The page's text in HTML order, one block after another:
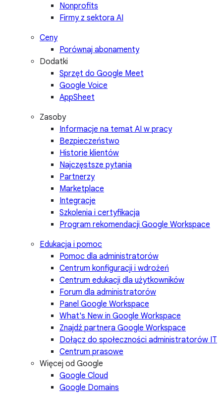
Nonprofits
Firmy z sektora AI
Ceny
Porównaj abonamenty
Dodatki
Sprzęt do Google Meet
Google Voice
AppSheet
Zasoby
Informacje na temat AI w pracy
Bezpieczeństwo
Historie klientów
Najczęstsze pytania
Partnerzy
Marketplace
Integracje
Szkolenia i certyfikacja
Program rekomendacji Google Workspace
Edukacja i pomoc
Pomoc dla administratorów
Centrum konfiguracji i wdrożeń
Centrum edukacji dla użytkowników
Forum dla administratorów
Panel Google Workspace
What's New in Google Workspace
Znajdź partnera Google Workspace
Dołącz do społeczności administratorów IT
Centrum prasowe
Więcej od Google
Google Cloud
Google Domains